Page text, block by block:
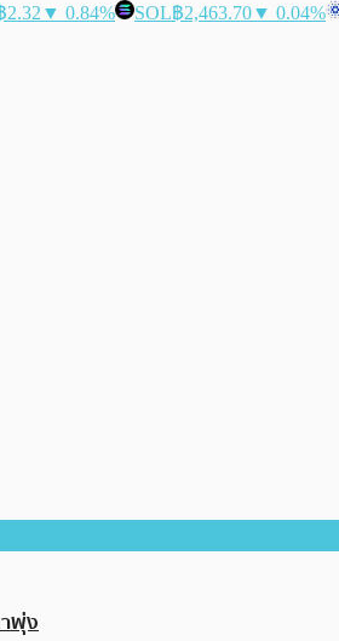
2.32 ▼ 0.84% SOL฿2,463.70▼ 0.04%
พุ่ง